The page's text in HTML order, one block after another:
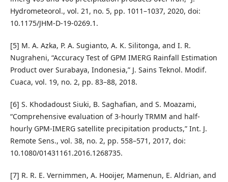
Hydrometeorol., vol. 21, no. 5, pp. 1011–1037, 2020, doi:
10.1175/JHM-D-19-0269.1.
[5] M. A. Azka, P. A. Sugianto, A. K. Silitonga, and I. R.
Nugraheni, “Accuracy Test of GPM IMERG Rainfall Estimation
Product over Surabaya, Indonesia,” J. Sains Teknol. Modif.
Cuaca, vol. 19, no. 2, pp. 83–88, 2018.
[6] S. Khodadoust Siuki, B. Saghafian, and S. Moazami,
“Comprehensive evaluation of 3-hourly TRMM and half-
hourly GPM-IMERG satellite precipitation products,” Int. J.
Remote Sens., vol. 38, no. 2, pp. 558–571, 2017, doi:
10.1080/01431161.2016.1268735.
[7] R. R. E. Vernimmen, A. Hooijer, Mamenun, E. Aldrian, and